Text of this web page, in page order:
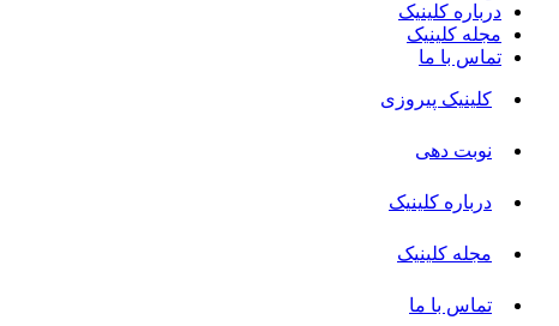
درباره کلینیک
مجله کلینیک
تماس با ما
کلینیک پیروزی
نوبت دهی
درباره کلینیک
مجله کلینیک
تماس با ما